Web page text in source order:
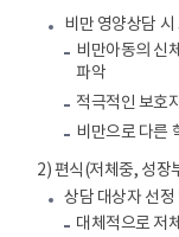
비만 영양상담
비만아동의 신
파악
적극적인 보호
비만으로 다른
2) 편식(저체중, 성장
상담 대상자 선정
대체적으로 저